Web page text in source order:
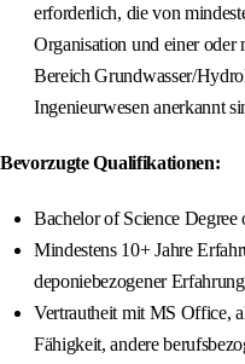
erforderlich, die von
Organisation und einer oder
Bereich Grundwasser/
Ingenieurwesen anerkannt
Bevorzugte Qualifikationen:
Bachelor of Science Degree
Mindestens 10+ Jahre
deponiebezogener
Vertrautheit mit MS Office,
Fähigkeit, andere